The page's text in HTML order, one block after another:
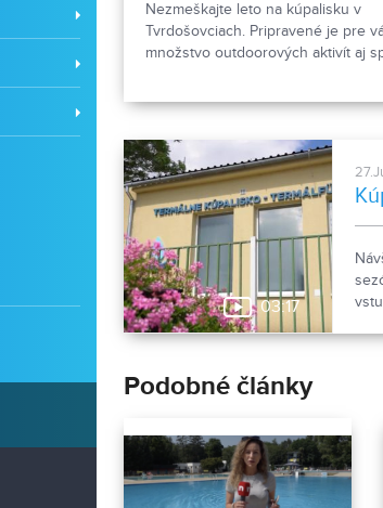
Nezmeškajte leto na kúpalisku v
Tvrdošovciach. Pripravené je pre
množstvo outdoorových aktivít aj
03:17
Podobné články